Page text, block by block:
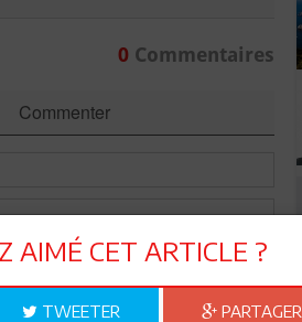
0Commentaires
Commenter
AIMÉ CET ARTICLE ?
TWEETER PARTAGER